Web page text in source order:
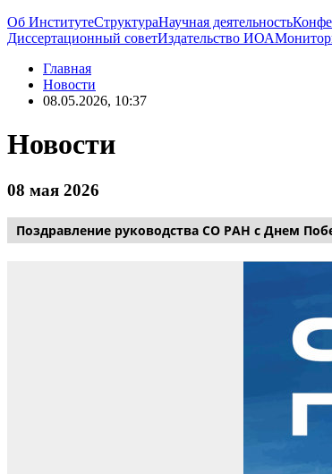
Об ИнститутеСтруктураНаучная деятельность
Диссертационный советИздательство ИОА
Главная
Новости
08.05.2026, 10:37
Новости
08 мая 2026
Поздравление руководства СО РАН с Днем